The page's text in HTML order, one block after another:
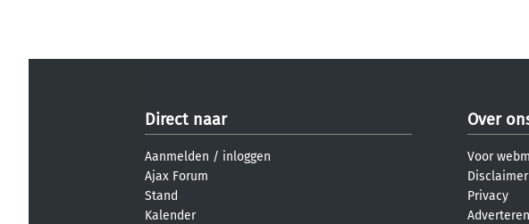
Direct naar
Aanmelden / inloggen
Ajax Forum
Stand
Kalender
Over
Voor
Disclaimer
Privacy
Adverteren